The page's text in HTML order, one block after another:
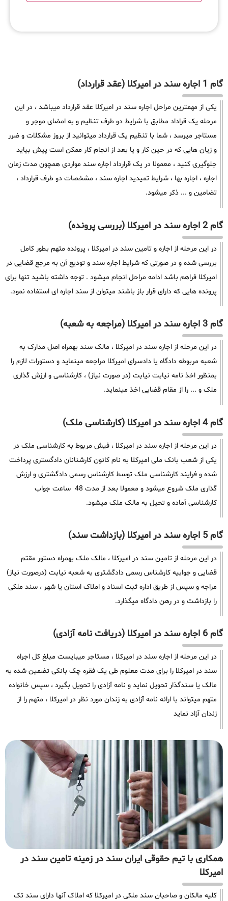
گام 1 اجاره سند در امیرکلا (عقد قرارداد)
یکی از مهمترین مراحل اجاره سند در امیرکلا عقد قرارداد میباشد ، در این
مرحله یک قراداد مطابق با شرایط دو طرف تنظیم و به امضای موجر و
مستاجر میرسد ، شما با تنظیم یک قرارداد میتوانید از بروز مشکلات و ضرر
و زیان هایی که در حین کار و یا بعد از انجام کار ممکن است پیش بیاید
جلوگیری کنید ، معمولا در یک قرارداد اجاره سند مواردی همچون مدت زمان
اجاره ، اجاره بها ، شرایط تمیدید اجاره سند ، مشخصات دو طرف قرارداد ،
تضامین و ... ذکر میشود.
گام 2 اجاره سند در امیرکلا (بررسی پرونده)
در این مرحله از اجاره و تامین سند در امیرکلا ، پرونده متهم بطور کامل
بررسی شده و در صورتی که شرایط اجاره سند و تودیع آن به مرجع قضایی در
امیرکلا فراهم باشد ادامه مراحل انجام میشود . توجه داشته باشید تنها برای
پرونده هایی که دارای قرار باز باشند میتوان از سند اجاره ای استفاده نمود.
گام 3 اجاره سند در امیرکلا (مراجعه به شعبه)
در این مرحله از اجاره سند در امیرکلا ، مالک سند بهمراه اصل مدارک به
شعبه مربوطه دادگاه یا دادسرای امیرکلا مراجعه مینماید و دستورات لازم را
بمنظور اخذ نامه نیابت نیابت (در صورت نیاز) ، کارشناسی و ارزش گذاری
ملک و ... را از مقام قضایی اخذ مینماید.
گام 4 اجاره سند در امیرکلا (کارشناسی ملک)
در این مرحله از اجاره سند در امیرکلا ، فیش مربوط به کارشناسی ملک در
یکی از شعب بانک ملی امیرکلا به نام کانون کارشنانان دادگستری پرداخت
شده و فرایند کارشناسی ملک توسط کارشناس رسمی دادگشتری و ارزش
گذاری ملک شروع میشود و معمولا بعد از مدت 48 ساعت جواب
کارشناسی آماده و تحیل به مالک ملک میشود.
گام 5 اجاره سند در امیرکلا (بازداشت سند)
در این مرحله از تامین سند در امیرکلا ، مالک ملک بهمراه دستور مقتم
قضایی و جوابیه کارشناس رسمی دادگشتری به شعبه نیابت (درصورت نیاز)
مراجه و سپس از طریق اداره ثبت اسناد و املاک استان یا شهر ، سند ملکی
را بازداشت و در رهن دادگاه میگذارد.
گام 6 اجاره سند در امیرکلا (دریافت نامه آزادی)
در این مرحله از اجاره سند در امیرکلا ، مستاجر میبایست مبلغ کل اجراه
سند در امیرکلا را برای مدت معلوم طی یک فقره چک بانکی تضمین شده به
مالک یا سندگذار تحویل نماید و نامه آزادی را تحویل بگیرد ، سپس خانواده
متهم میتواند با ارائه نامه آزادی به زندان مورد نظر در امیرکلا ، متهم را از
زندان آزاد نماید
همکاری با تیم حقوقی ایران سند در زمینه تامین سند در
امیرکلا
کلیه مالکان و صاحبان سند ملکی در امیرکلا که املاک آنها دارای سند تک